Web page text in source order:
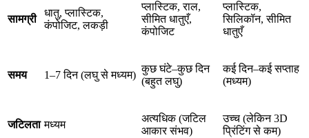
सामग्री
धातु, प्लास्टिक,
कंपोजिट, लकड़ी
प्लास्टिक, राल,
सीमित धातुएँ,
कंपोजिट
प्लास्टिक,
सिलिकॉन, सीमित
धातुएँ
समय 1–7 दिन (लघु से मध्यम)
कुछ घंटे–कुछ दिन
(बहुत लघु)
कई दिन–कई सप्ताह
(मध्यम)
जटिलता मध्यम
अत्यधिक (जटिल
आकार संभव)
उच्च (लेकिन 3D
प्रिंटिंग से कम)